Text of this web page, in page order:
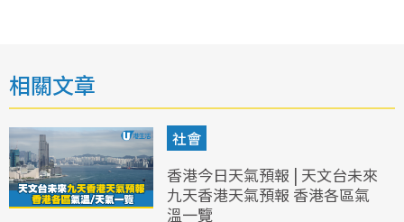
相關文章
社會
香港今日天氣預報 | 天文台未來
九天香港天氣預報 香港各區氣
溫一覽